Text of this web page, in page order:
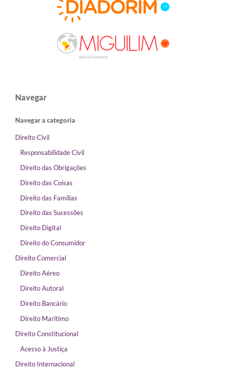
Navegar
Navegar a categoria
Direito Civil
Responsabilidade Civil
Direito das Obrigações
Direito das Coisas
Direito das Famílias
Direito das Sucessões
Direito Digital
Direito do Consumidor
Direito Comercial
Direito Aéreo
Direito Autoral
Direito Bancário
Direito Marítimo
Direito Constitucional
Acesso à Justiça
Direito Internacional